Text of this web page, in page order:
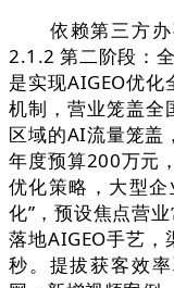
依赖第三方办
2.1.2 第二阶段：
是实现AIGEO优
机制，营业笼盖全
区域的AI流量笼盖
年度预算200万元
优化策略，大型
化”，预设焦点营
落地AIGEO手艺
秒。提拔获客效